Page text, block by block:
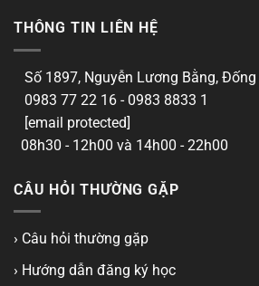
THÔNG TIN LIÊN HỆ
Số 1897, Nguyễn Lương Bằng,
0983 77 22 16 - 0983 8833 1
[email protected]
08h30 - 12h00 và 14h00 - 22h00
CÂU HỎI THƯỜNG GẶP
› Câu hỏi thường gặp
› Hướng dẫn đăng ký học